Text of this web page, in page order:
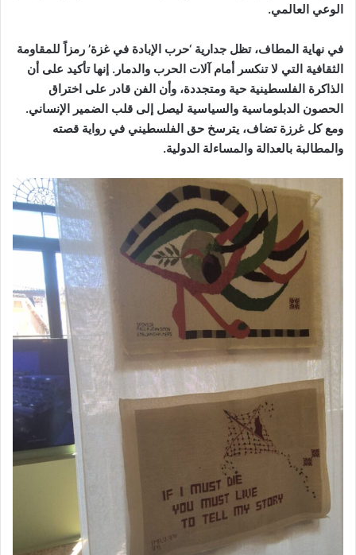
الوعي العالمي.
في نهاية المطاف، تظل جدارية ‘حرب الإبادة في غزة’ رمزاً للمقاومة
الثقافية التي لا تنكسر أمام آلات الحرب والدمار. إنها تأكيد على أن
الذاكرة الفلسطينية حية ومتجددة، وأن الفن قادر على اختراق
الحصون الدبلوماسية والسياسية ليصل إلى قلب الضمير الإنساني.
ومع كل غرزة تضاف، يترسخ حق الفلسطيني في رواية قصته
والمطالبة بالعدالة والمساءلة الدولية.